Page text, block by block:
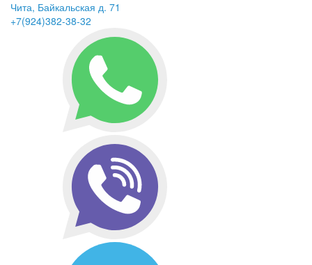
Чита, Байкальская д. 71
+7(924)382-38-32